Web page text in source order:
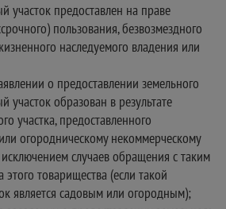
участок предоставлен на праве
пользования, безвозмездного
наследуемого владения или
о предоставлении земельного
участок образован в результате
участка, предоставленного
огородническому некоммерческому
исключением случаев обращения с таким
этого товарищества (если такой
является садовым или огородным);